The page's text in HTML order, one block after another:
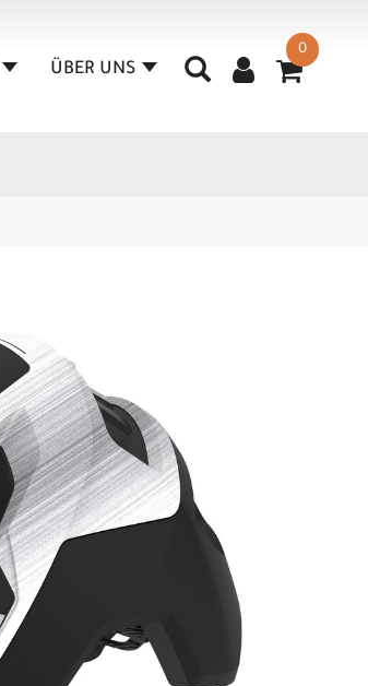
0
ÜBER UNS